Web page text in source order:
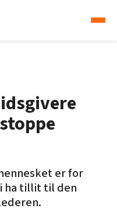
er for
ha tillit til den